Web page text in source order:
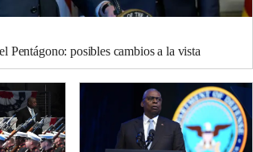
Pentágono: posibles cambios a la vista